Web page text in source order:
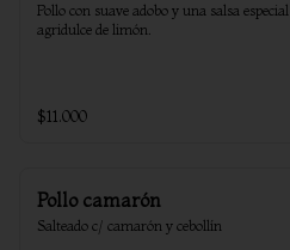
Pollo con suave adobo y una salsa especial
agridulce de limón.
$11.000
Pollo camarón
Salteado c/ camarón y cebollín